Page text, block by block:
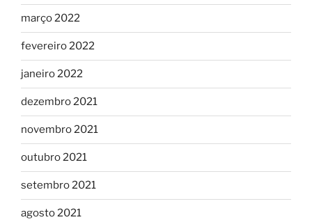
março 2022
fevereiro 2022
janeiro 2022
dezembro 2021
novembro 2021
outubro 2021
setembro 2021
agosto 2021